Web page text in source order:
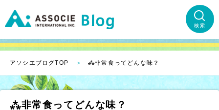
検索
アソシエブログTOP ⁂非常食ってどんな味？
⁂非常食ってどんな味？